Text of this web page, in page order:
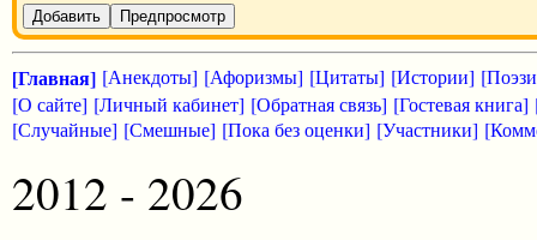
Добавить Предпросмотр
[Главная] [Анекдоты] [Афоризмы] [Цитаты] [Истории]
[О сайте] [Личный кабинет] [Обратная связь] [Гостевая книга]
[Случайные] [Смешные] [Пока без оценки] [Участники]
2012 - 2026